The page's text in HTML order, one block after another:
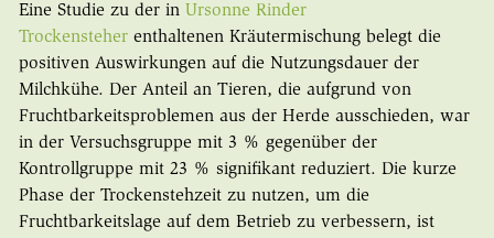
Eine Studie zu der in Ursonne Rinder
Trockensteherenthaltenen Kräutermischung belegt die
positiven Auswirkungen auf die Nutzungsdauer der
Milchkühe. Der Anteil an Tieren, die aufgrund von
Fruchtbarkeitsproblemen aus der Herde ausschieden, war
in der Versuchsgruppe mit 3 % gegenüber der
Kontrollgruppe mit 23 % signifikant reduziert. Die kurze
Phase der Trockenstehzeit zu nutzen, um die
Fruchtbarkeitslage auf dem Betrieb zu verbessern, ist